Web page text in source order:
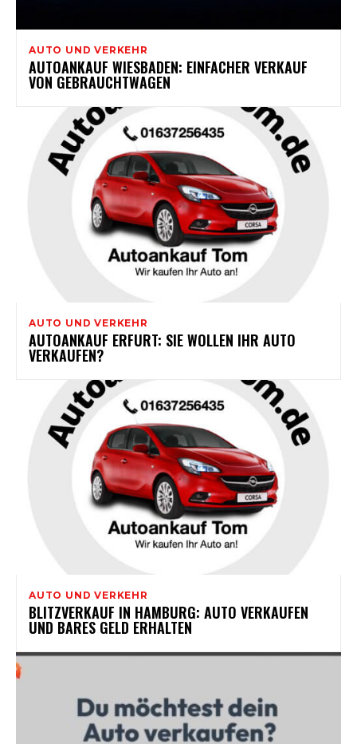
AUTO UND VERKEHR
AUTOANKAUF WIESBADEN: EINFACHER VERKAUF
VON GEBRAUCHTWAGEN
AUTO UND VERKEHR
AUTOANKAUF ERFURT: SIE WOLLEN IHR AUTO
VERKAUFEN?
AUTO UND VERKEHR
BLITZVERKAUF IN HAMBURG: AUTO VERKAUFEN
UND BARES GELD ERHALTEN